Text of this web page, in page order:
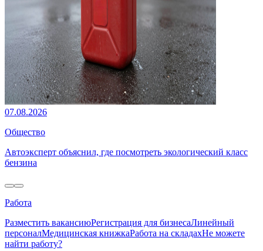
07.08.2026
Общество
Автоэксперт объяснил, где посмотреть экологический класс
бензина
Работа
Разместить вакансиюРегистрация для бизнесаЛинейный
персоналМедицинская книжкаРабота на складахНе можете
найти работу?